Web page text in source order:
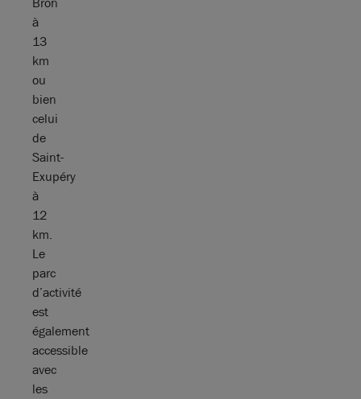
à
13
km
ou
bien
celui
de
Saint-
Exupéry
à
12
km.
Le
parc
d’activité
est
également
accessible
avec
les